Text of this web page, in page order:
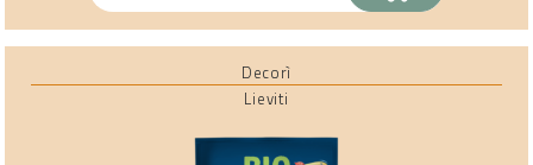
Decorì
Lieviti